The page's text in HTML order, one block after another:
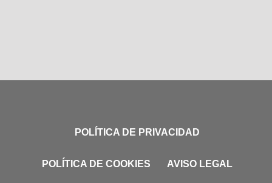
POLÍTICA DE PRIVACIDAD
POLÍTICA DE COOKIES AVISO LEGAL